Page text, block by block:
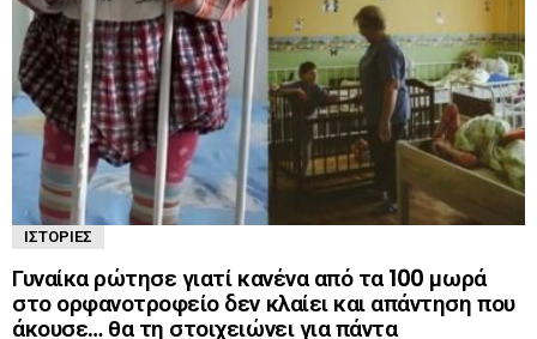
ΙΣΤΟΡΊΕΣ
Γυναίκα ρώτησε γιατί κανένα από τα 100 μωρά
στο ορφανοτροφείο δεν κλαίει και απάντηση που
άκουσε… θα τη στοιχειώνει για πάντα